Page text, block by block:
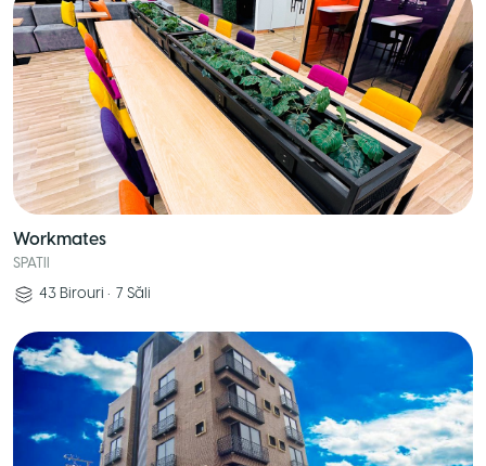
Workmates
SPATII
43 Birouri • 7 Săli